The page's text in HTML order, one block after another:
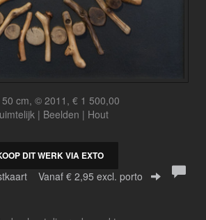
cm, © 2011, € 1 500,00
| Beelden | Hout
DIT WERK VIA EXTO
Vanaf € 2,95 excl. porto